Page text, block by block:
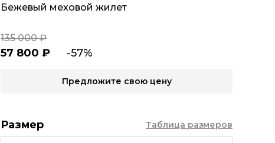
Бежевый меховой жилет
57 800 ₽ -57%
135 000 ₽
Предложите свою цену
Размер Таблица размеров